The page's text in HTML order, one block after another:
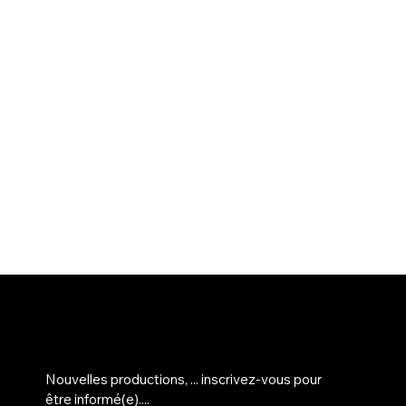
Nouvelles productions, ... inscrivez-vous pour
être informé(e)....